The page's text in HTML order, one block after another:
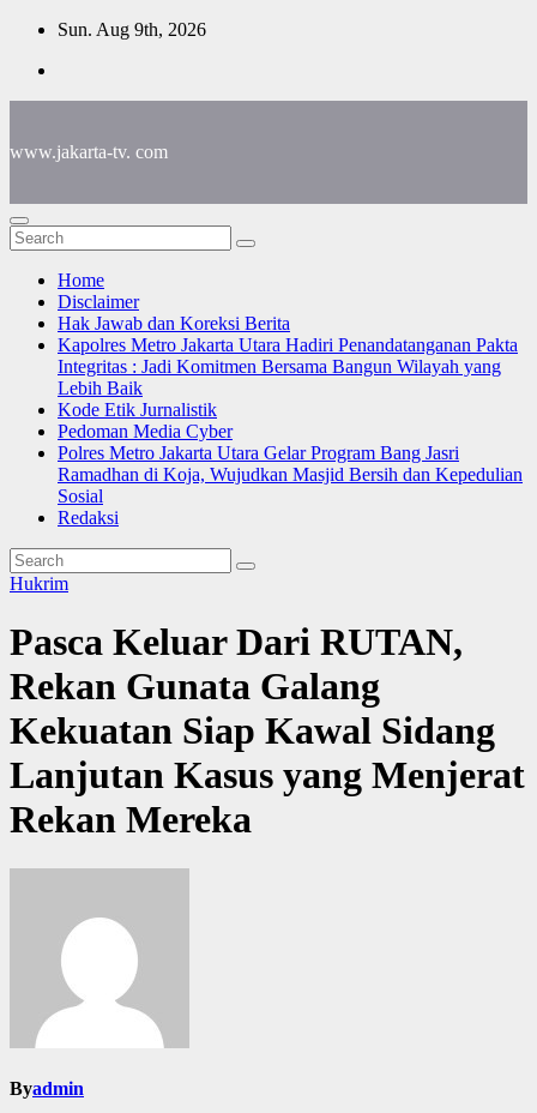
Skip
content
Sun. Aug 9th, 2026
www.jakarta-tv. com
Home
Disclaimer
Hak Jawab dan Koreksi Berita
Kapolres Metro Jakarta Utara Hadiri Penandatanganan Pakta
Integritas : Jadi Komitmen Bersama Bangun Wilayah yang
Lebih Baik
Kode Etik Jurnalistik
Pedoman Media Cyber
Polres Metro Jakarta Utara Gelar Program Bang Jasri
Ramadhan di Koja, Wujudkan Masjid Bersih dan Kepedulian
Sosial
Redaksi
Hukrim
Pasca Keluar Dari RUTAN,
Rekan Gunata Galang
Kekuatan Siap Kawal Sidang
Lanjutan Kasus yang Menjerat
Rekan Mereka
Byadmin